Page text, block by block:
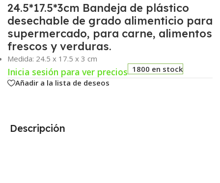
24.5*17.5*3cm Bandeja de plástico
desechable de grado alimenticio para
supermercado, para carne, alimentos
frescos y verduras.
Medida: 24.5 x 17.5 x 3 cm
Inicia sesión para ver precios 1800 en stock
Añadir a la lista de deseos
Descripción